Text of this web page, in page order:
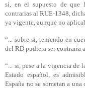
si, en el supuesto de que
contrarias al RUE-1348,
ya vigente, aunque no
“... sobre si, teniendo en
del RD pudiera ser contraria
“... si, pese a la vigencia de
Estado español, es
España no se sometan a